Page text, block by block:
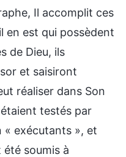
Il accomplit ces
en est qui possèdent
de Dieu, ils
et saisiront
réaliser dans Son
testés par
« exécutants », et
été soumis à